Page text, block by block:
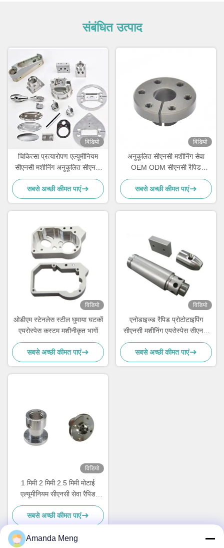
संबंधित उत्पाद
विडियो
चिकित्सा प्रत्यारोपण एल्यूमीनियम
सीएनसी मशीनिंग अनुकूलित सीएनसी
धातु घटकों
सबसे अच्छी कीमत पाएं
विडियो
अनुकूलित सीएनसी मशीनिंग सेवा
OEM ODM सीएनसी रैपिड
प्रोटोटाइप
सबसे अच्छी कीमत पाएं
विडियो
ओडीएम स्टेनलेस स्टील घुमाया घटकों
एयरोस्पेस कस्टम मशीनीकृत भागों
सबसे अच्छी कीमत पाएं
विडियो
एनोडाइज्ड रैपिड प्रोटोटाइपिंग
सीएनसी मशीनिंग एयरोस्पेस सीएनसी
धातु भागों
सबसे अच्छी कीमत पाएं
विडियो
1 मिमी 2 मिमी 2.5 मिमी मोटाई
एल्यूमीनियम सीएनसी सेवा रैपिड
प्रोटोटाइप मशीनीकृत भागों
सबसे अच्छी कीमत पाएं
Amanda Meng